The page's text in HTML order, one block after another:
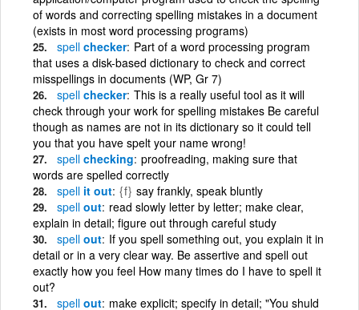
of words and correcting spelling mistakes in a document
(exists in most word processing programs)
spell checker Part of a word processing program
that uses a disk-based dictionary to check and correct
misspellings in documents (WP, Gr 7)
spell checker This is a really useful tool as it will
check through your work for spelling mistakes Be careful
though as names are not in its dictionary so it could tell
you that you have spelt your name wrong!
spell checking proofreading, making sure that
words are spelled correctly
spell it out {f} say frankly, speak bluntly
spell out read slowly letter by letter; make clear,
explain in detail; figure out through careful study
spell out If you spell something out, you explain it in
detail or in a very clear way. Be assertive and spell out
exactly how you feel How many times do I have to spell it
out?
spell out make explicit; specify in detail; "You shuld